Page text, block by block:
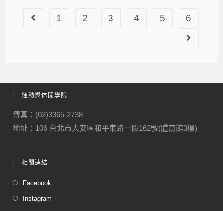
1 2 3 4 5 6
運動與休閒學院
傳真：(02)3365-2738
地址：106 台北市大安區和平東路一段162號(體育館3樓)
相關連結
Facebook
Instagram